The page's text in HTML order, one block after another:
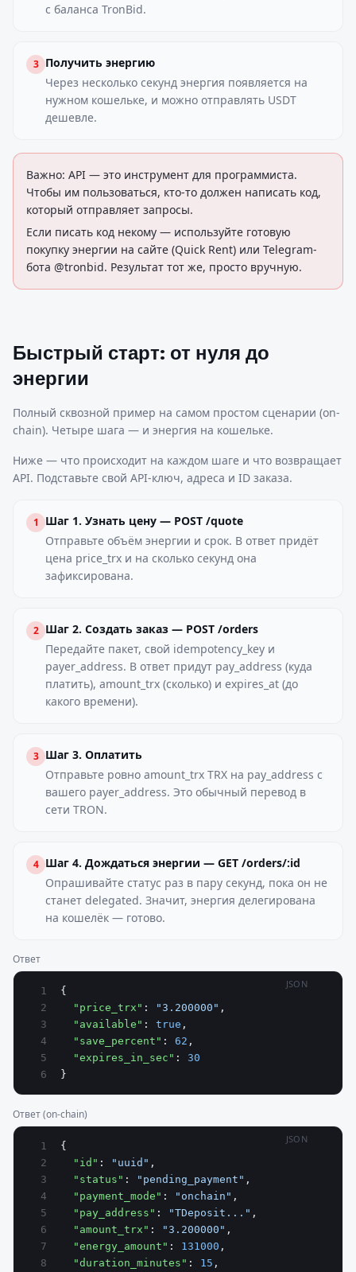
с баланса TronBid.
3 Получить энергию
Через несколько секунд энергия появляется на
нужном кошельке, и можно отправлять USDT
дешевле.
Важно: API — это инструмент для программиста.
Чтобы им пользоваться, кто-то должен написать код,
который отправляет запросы.
Если писать код некому — используйте готовую
покупку энергии на сайте (Quick Rent) или Telegram-
бота @tronbid. Результат тот же, просто вручную.
Быстрый старт: от нуля до
энергии
Полный сквозной пример на самом простом сценарии (on-
chain). Четыре шага — и энергия на кошельке.
Ниже — что происходит на каждом шаге и что возвращает
API. Подставьте свой API-ключ, адреса и ID заказа.
1
Шаг 1. Узнать цену — POST /quote
Отправьте объём энергии и срок. В ответ придёт
цена price_trx и на сколько секунд она
зафиксирована.
2 Шаг 2. Создать заказ — POST /orders
Передайте пакет, свой idempotency_key и
payer_address. В ответ придут pay_address (куда
платить), amount_trx (сколько) и expires_at (до
какого времени).
3 Шаг 3. Оплатить
Отправьте ровно amount_trx TRX на pay_address с
вашего payer_address. Это обычный перевод в
сети TRON.
4 Шаг 4. Дождаться энергии — GET /orders/:id
Опрашивайте статус раз в пару секунд, пока он не
станет delegated. Значит, энергия делегирована
на кошелёк — готово.
Ответ
JSON
{
  "price_trx"
: "3.200000" ,
  "available"
: true ,
  "save_percent"
: 62 ,
  "expires_in_sec"
: 30
}
Ответ (on-chain)
JSON
{
  "id"
: "uuid" ,
  "status"
: "pending_payment" ,
  "payment_mode"
: "onchain" ,
  "pay_address"
: "TDeposit..." ,
  "amount_trx"
: "3.200000" ,
  "energy_amount"
: 131000 ,
  "duration_minutes"
: 15 ,